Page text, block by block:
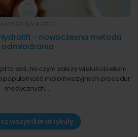
- nowoczesna metoda
odmładzania
to coś, na czym zależy wielu kobietom.
popularność małoinwazyjnych procedur
medycznych,…
wszystkie artykuły